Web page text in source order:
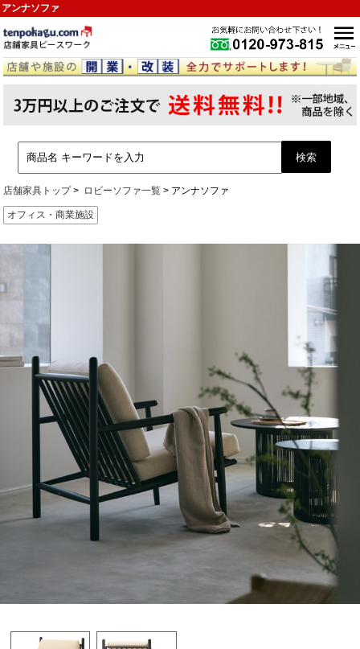
アンナソファ
店舗家具トップ ロビーソファ一覧 アンナソファ
オフィス・商業施設